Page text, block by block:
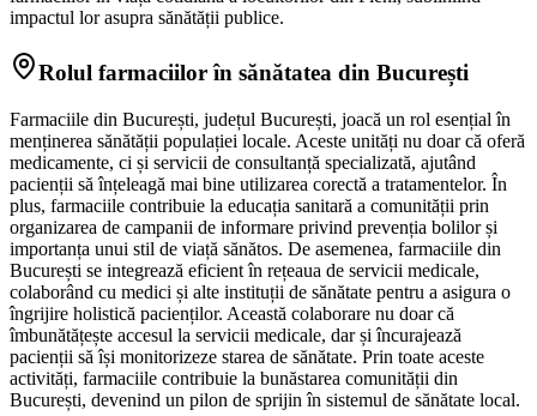
impactul lor asupra sănătății publice.
Rolul farmaciilor în sănătatea din București
Farmaciile din București, județul București, joacă un rol esențial în
menținerea sănătății populației locale. Aceste unități nu doar că oferă
medicamente, ci și servicii de consultanță specializată, ajutând
pacienții să înțeleagă mai bine utilizarea corectă a tratamentelor. În
plus, farmaciile contribuie la educația sanitară a comunității prin
organizarea de campanii de informare privind prevenția bolilor și
importanța unui stil de viață sănătos. De asemenea, farmaciile din
București se integrează eficient în rețeaua de servicii medicale,
colaborând cu medici și alte instituții de sănătate pentru a asigura o
îngrijire holistică pacienților. Această colaborare nu doar că
îmbunătățește accesul la servicii medicale, dar și încurajează
pacienții să își monitorizeze starea de sănătate. Prin toate aceste
activități, farmaciile contribuie la bunăstarea comunității din
București, devenind un pilon de sprijin în sistemul de sănătate local.